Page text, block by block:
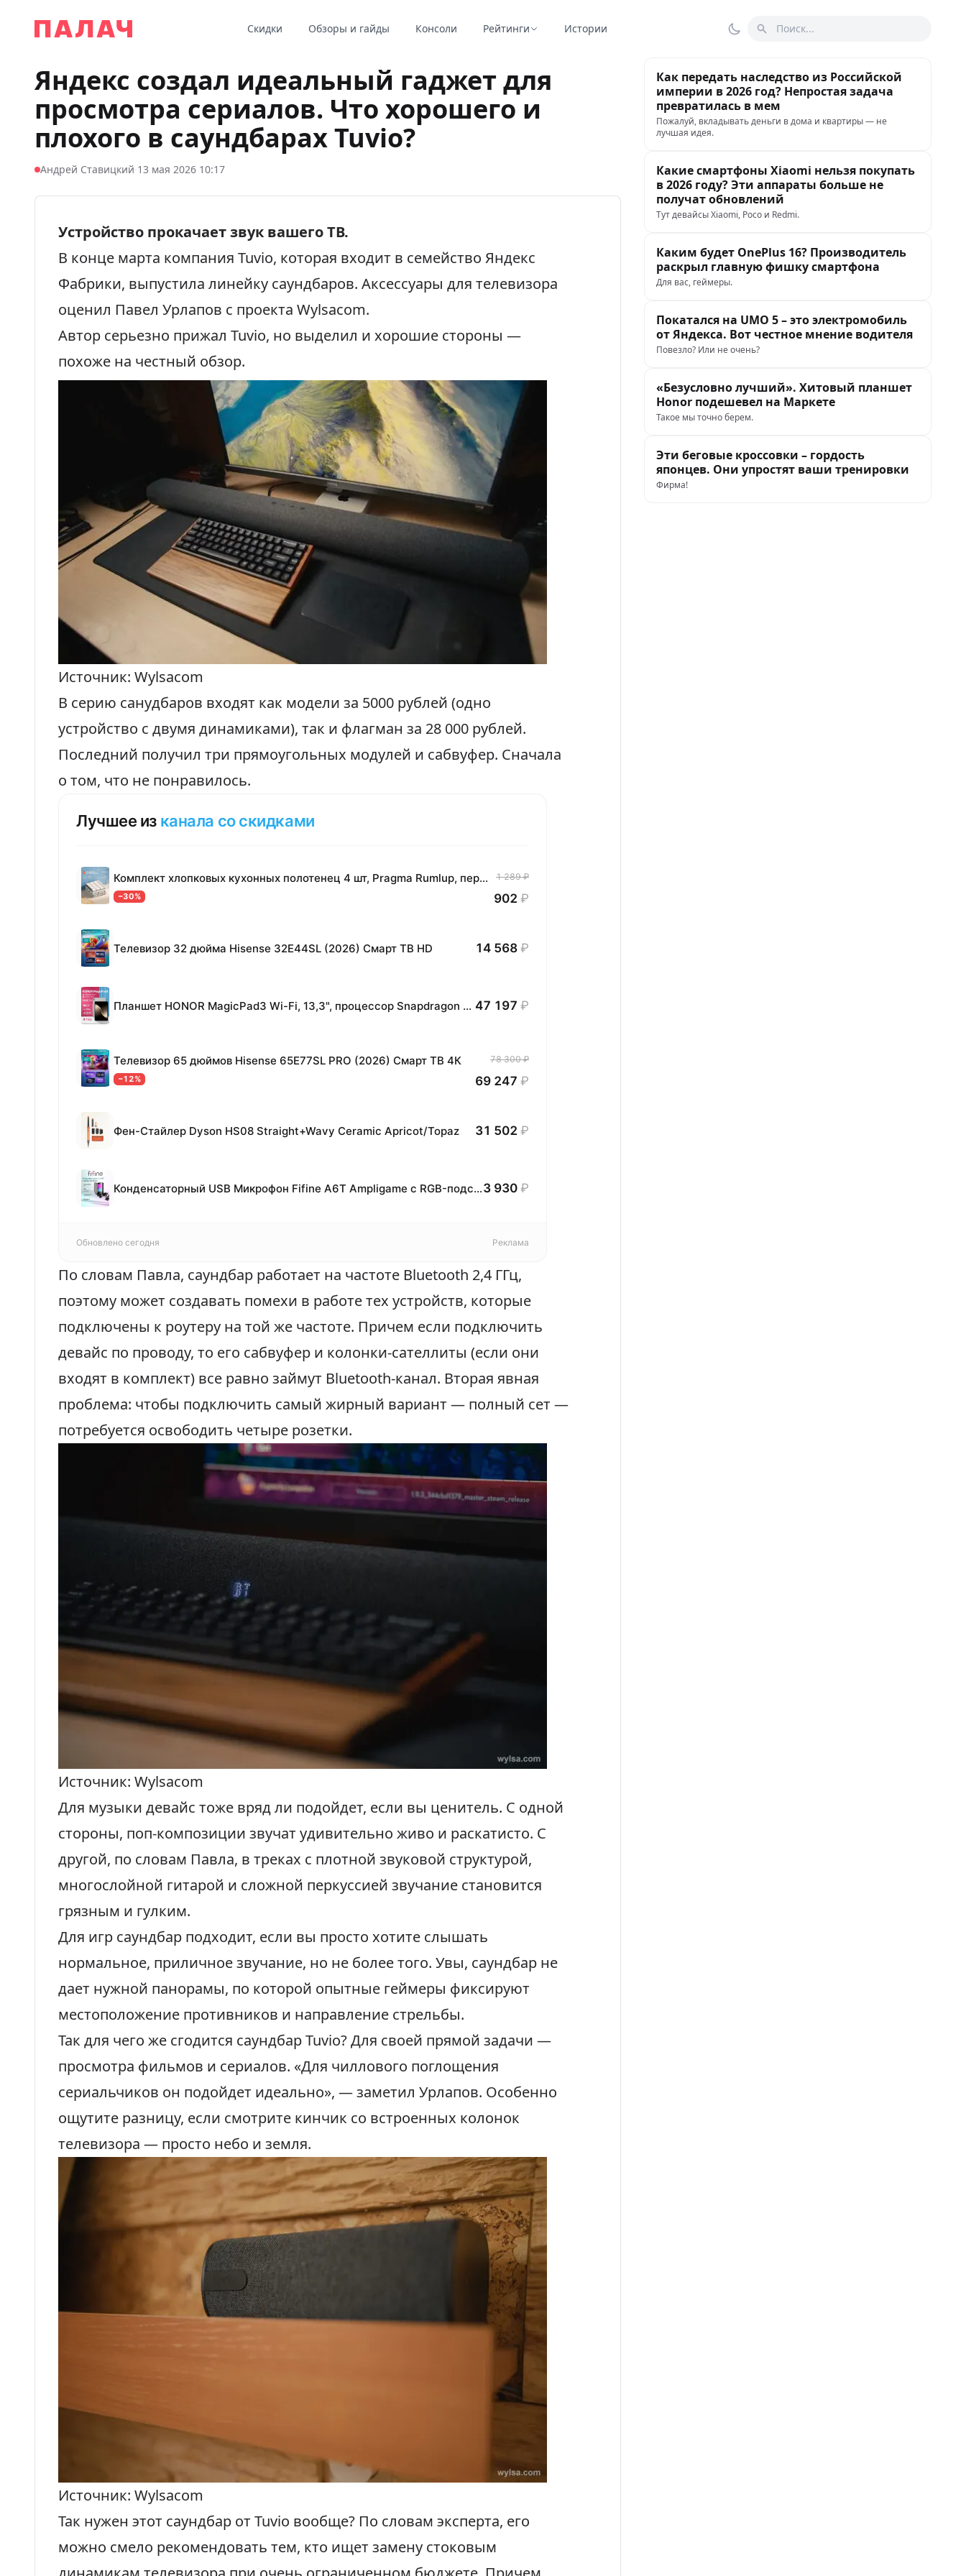
Палач
Скидки Обзоры и гайды Консоли Рейтинги Истории Переключить тему
Поиск
Яндекс создал идеальный гаджет для
просмотра сериалов. Что хорошего и
плохого в саундбарах Tuvio?
Андрей Ставицкий·13 мая 2026 10:17
Устройство прокачает звук вашего ТВ.
В конце марта компания Tuvio, которая входит в семейство Яндекс
Фабрики, выпустила линейку саундбаров. Аксессуары для телевизора
оценил Павел Урлапов c проекта Wylsacom.
Автор серьезно прижал Tuvio, но выделил и хорошие стороны —
похоже на честный обзор.
Источник: Wylsacom
В серию санудбаров входят как модели за 5000 рублей (одно
устройство с двумя динамиками), так и флагман за 28 000 рублей.
Последний получил три прямоугольных модулей и сабвуфер. Сначала
о том, что не понравилось.
Лучшее из канала со скидками
Комплект хлопковых кухонных полотенец 4 шт, Pragma Rumlup, переменчивый белый
−30%
1 289 ₽
902 ₽
Телевизор 32 дюйма Hisense 32E44SL (2026) Смарт ТВ HD 14 568 ₽
Планшет HONOR MagicPad3 Wi-Fi, 13,3", процессор Snapdragon 8, 16ГБ/512ГБ, EU 47 197 ₽
Телевизор 65 дюймов Hisense 65E77SL PRO (2026) Смарт ТВ 4К
−12%
78 300 ₽
69 247 ₽
Фен-Стайлер Dyson HS08 Straight+Wavy Ceramic Apricot/Topaz 31 502 ₽
Конденсаторный USB Микрофон Fifine A6T Ampligame с RGB-подсветкой, Black3 930 ₽
Обновлено сегодня Реклама
По словам Павла, саундбар работает на частоте Bluetooth 2,4 ГГц,
поэтому может создавать помехи в работе тех устройств, которые
подключены к роутеру на той же частоте. Причем если подключить
девайс по проводу, то его сабвуфер и колонки-сателлиты (если они
входят в комплект) все равно займут Bluetooth-канал. Вторая явная
проблема: чтобы подключить самый жирный вариант — полный сет —
потребуется освободить четыре розетки.
Источник: Wylsacom
Для музыки девайс тоже вряд ли подойдет, если вы ценитель. С одной
стороны, поп-композиции звучат удивительно живо и раскатисто. С
другой, по словам Павла, в треках с плотной звуковой структурой,
многослойной гитарой и сложной перкуссией звучание становится
грязным и гулким.
Для игр саундбар подходит, если вы просто хотите слышать
нормальное, приличное звучание, но не более того. Увы, саундбар не
дает нужной панорамы, по которой опытные геймеры фиксируют
местоположение противников и направление стрельбы.
Так для чего же сгодится саундбар Tuvio? Для своей прямой задачи —
просмотра фильмов и сериалов. «Для чиллового поглощения
сериальчиков он подойдет идеально», — заметил Урлапов. Особенно
ощутите разницу, если смотрите кинчик со встроенных колонок
телевизора — просто небо и земля.
Источник: Wylsacom
Так нужен этот саундбар от Tuvio вообще? По словам эксперта, его
можно смело рекомендовать тем, кто ищет замену стоковым
Как передать наследство из Российской
империи в 2026 год? Непростая задача
превратилась в мем
Пожалуй, вкладывать деньги в дома и квартиры — не
лучшая идея.
Какие смартфоны Xiaomi нельзя покупать
в 2026 году? Эти аппараты больше не
получат обновлений
Тут девайсы Xiaomi, Poco и Redmi.
Каким будет OnePlus 16? Производитель
раскрыл главную фишку смартфона
Для вас, геймеры.
Покатался на UMO 5 – это электромобиль
от Яндекса. Вот честное мнение водителя
Повезло? Или не очень?
«Безусловно лучший». Хитовый планшет
Honor подешевел на Маркете
Такое мы точно берем.
Эти беговые кроссовки – гордость
японцев. Они упростят ваши тренировки
Фирма!